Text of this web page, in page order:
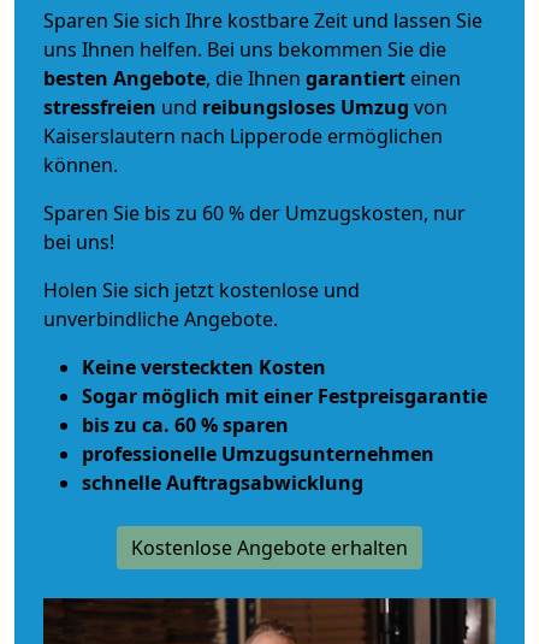
Sparen Sie sich Ihre kostbare Zeit und lassen Sie
uns Ihnen helfen. Bei uns bekommen Sie die
besten Angebote, die Ihnen garantiert einen
stressfreien und reibungsloses Umzug von
Kaiserslautern nach Lipperode ermöglichen
können.
Sparen Sie bis zu 60 % der Umzugskosten, nur
bei uns!
Holen Sie sich jetzt kostenlose und
unverbindliche Angebote.
Keine versteckten Kosten
Sogar möglich mit einer Festpreisgarantie
bis zu ca. 60 % sparen
professionelle Umzugsunternehmen
schnelle Auftragsabwicklung
Kostenlose Angebote erhalten